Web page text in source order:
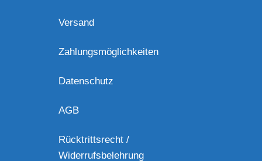
Versand
Zahlungsmöglichkeiten
Datenschutz
AGB
Rücktrittsrecht /
Widerrufsbelehrung